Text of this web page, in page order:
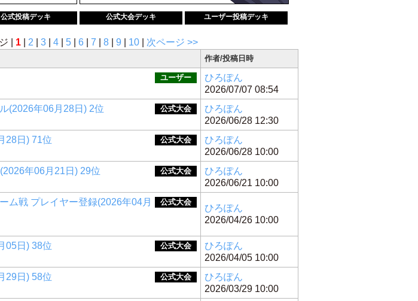
公式投稿デッキ 公式大会デッキ ユーザー投稿デッキ
| 1| 2 3| 4| 5| 6| 7 8| 9 10| 次ページ >>
作者/投稿日時
ユーザー
ひろぽん
2026/07/07 08:54
公式大会
(2026年06月28日) 2位
ひろぽん
2026/06/28 12:30
公式大会
28日) 71位
ひろぽん
2026/06/28 10:00
公式大会
年06月21日) 29位
ひろぽん
2026/06/21 10:00
公式大会
ム戦 プレイヤー登録(2026年04月
ひろぽん
2026/04/26 10:00
公式大会
05日) 38位
ひろぽん
2026/04/05 10:00
公式大会
29日) 58位
ひろぽん
2026/03/29 10:00